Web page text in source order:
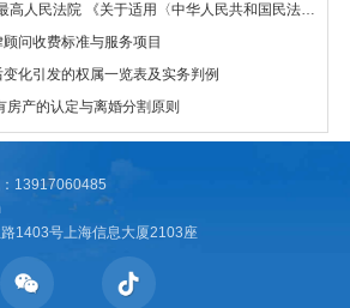
院 《关于适用〈中华人民共和国民法典〉婚姻家庭编的解释（二）》
问收费标准与服务项目
化引发的权属一览表及实务判例
房产的认定与离婚分割原则
13917060485
1403号上海信息大厦2103座